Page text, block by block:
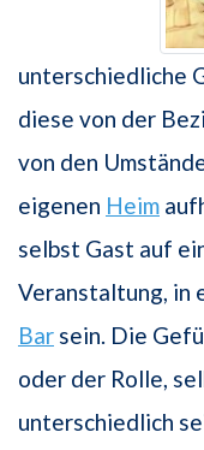
unterschiedliche
diese von der
von den
eigenen Heim
selbst Gast auf
Veranstaltung, in
Bar sein. Die
oder der Rolle,
unterschiedlich